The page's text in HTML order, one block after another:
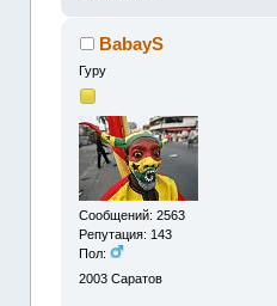
BabayS
Гуру
Сообщений: 2563
Репутация: 143
Пол:
2003 Саратов